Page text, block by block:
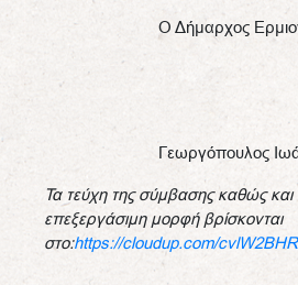
Ο Δήμαρχος
Γεωργόπουλος
Τα τεύχη της σύμβασης καθώς
επεξεργάσιμη μορφή βρίσκονται
στο:https://cloudup.com/